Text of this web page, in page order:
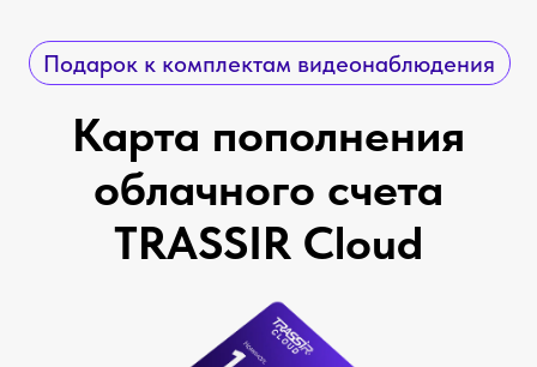
войдите вличный кабинет
раздел «Мой баланс» и введите код в
соответствующее поле.
3 до 12 месяцев.